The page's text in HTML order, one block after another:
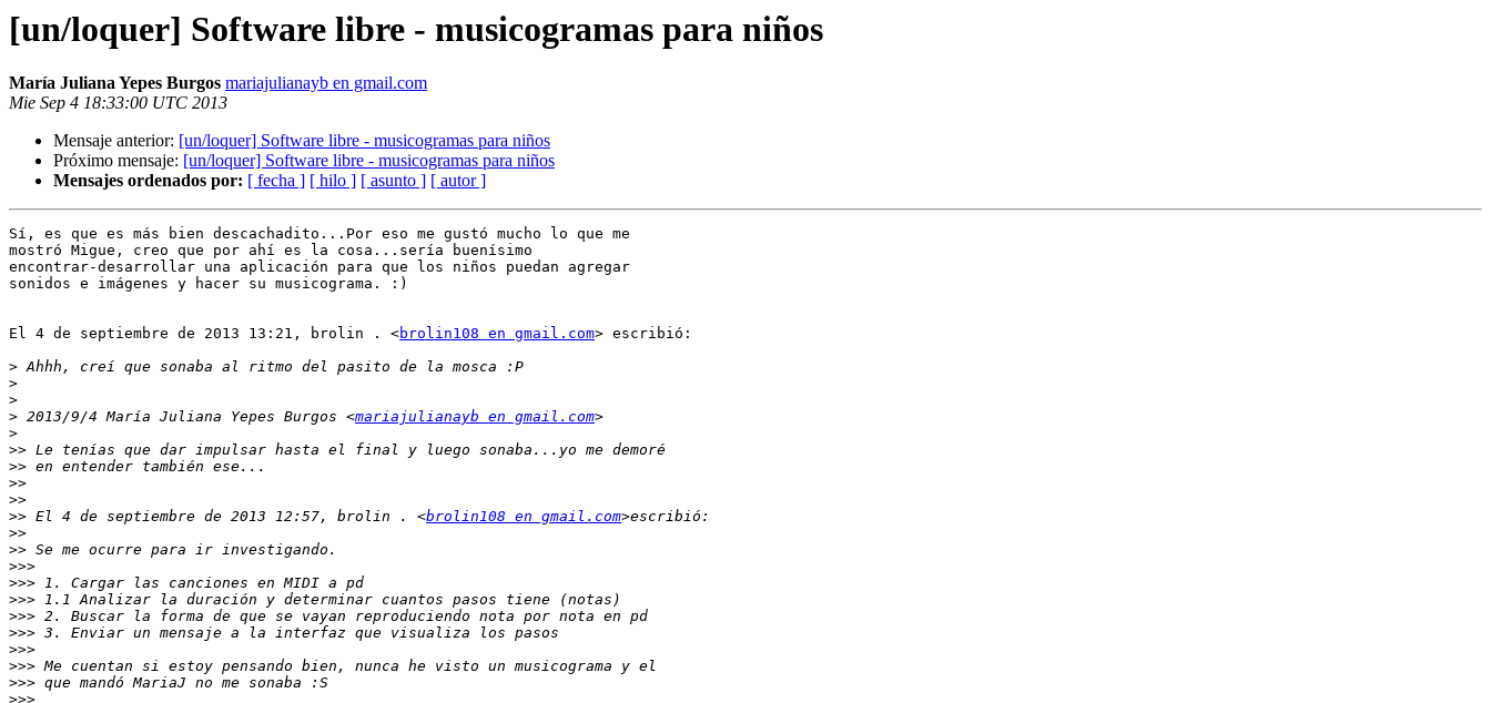
[un/loquer] Software libre - musicogramas para niños
María Juliana Yepes Burgos mariajulianayb en gmail.com
Mie Sep 4 18:33:00 UTC 2013
Mensaje anterior: [un/loquer] Software libre - musicogramas para niños
Próximo mensaje: [un/loquer] Software libre - musicogramas para niños
Mensajes ordenados por: [ fecha ] [ hilo ] [ asunto ] [ autor ]
Sí, es que es más bien descachadito...Por eso me gustó mucho lo que me
mostró Migue, creo que por ahí es la cosa...sería buenísimo
encontrar-desarrollar una aplicación para que los niños puedan agregar
sonidos e imágenes y hacer su musicograma. :)
El 4 de septiembre de 2013 13:21, brolin . <brolin108 en gmail.com> escribió:
>
>
>
> 2013/9/4 María Juliana Yepes Burgos <mariajulianayb en gmail.com
>
>>
>>
>>
>>
>> El 4 de septiembre de 2013 12:57, brolin . <brolin108 en gmail.com
>>
>>
>>>
>>>
>>>
>>>
>>>
>>>
>>>
>>>
>>>